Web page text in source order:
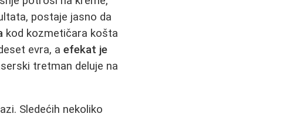
postaje jasno da
kod kozmetičara košta
evra, aefekat je
tretman deluje na
Sledećih nekoliko